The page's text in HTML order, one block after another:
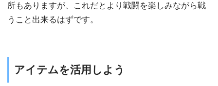
所もありますが、これだとより戦闘を楽しみながら戦
うこと出来るはずです。
アイテムを活用しよう